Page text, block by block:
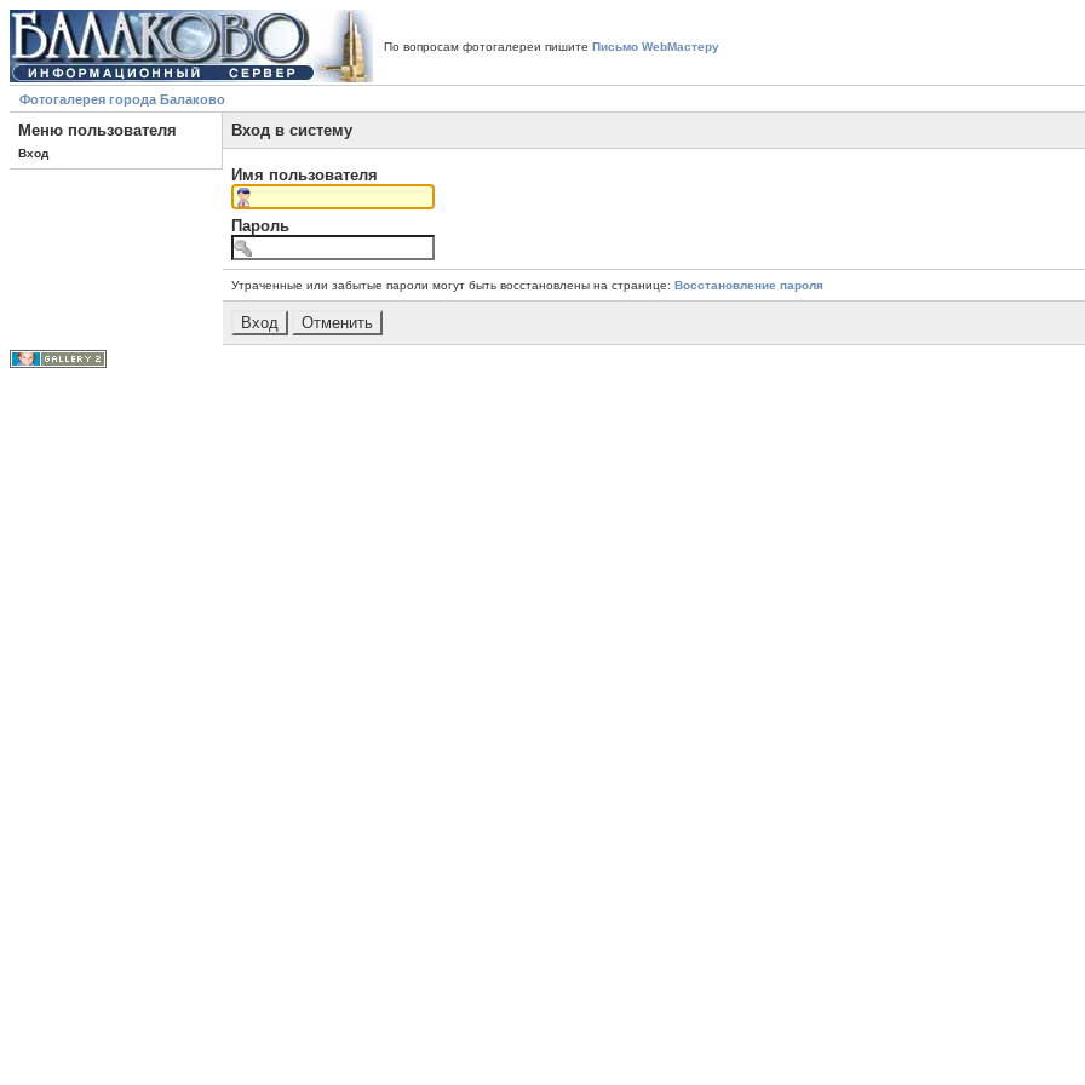
По вопросам фотогалереи пишите Письмо WebМастеру
Фотогалерея города Балаково
Меню пользователя
Вход
Вход в систему
Имя пользователя
Пароль
Утраченные или забытые пароли могут быть восстановлены на странице: Восстановление пароля